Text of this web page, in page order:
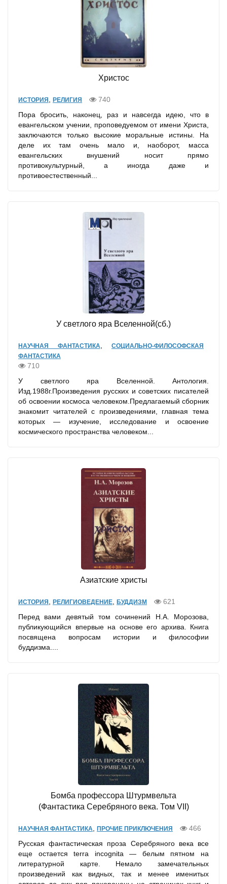
Христос
ИСТОРИЯ РЕЛИГИЯ
740
Пора бросить, наконец, раз и навсегда идею, что в
евангельском учении, проповедуемом от имени Христа,
заключаются только высокие моральные истины. На
деле их там очень мало и, наоборот, масса
евангельских внушений носит прямо
противокультурный, а иногда даже и
противоестественный...
У светлого яра Вселенной(сб.)
НАУЧНАЯ ФАНТАСТИКА
СОЦИАЛЬНО-ФИЛОСОФСКАЯ
ФАНТАСТИКА
710
У светлого яра Вселенной. Антология.
Изд.1988г.Произведения русских и советских писателей
об освоении космоса человеком.Предлагаемый сборник
знакомит читателей с произведениями, главная тема
которых — изучение, исследование и освоение
космического пространства человеком...
Азиатские христы
ИСТОРИЯ РЕЛИГИОВЕДЕНИЕ БУДДИЗМ
621
Перед вами девятый том сочинений Н.А. Морозова,
публикующийся впервые на основе его архива. Книга
посвящена вопросам истории и философии
буддизма....
Бомба профессора Штурмвельта
(Фантастика Серебряного века. Том VII)
НАУЧНАЯ ФАНТАСТИКА ПРОЧИЕ ПРИКЛЮЧЕНИЯ
466
Русская фантастическая проза Серебряного века все
еще остается terra incognita — белым пятном на
литературной карте. Немало замечательных
произведений как видных, так и менее именитых